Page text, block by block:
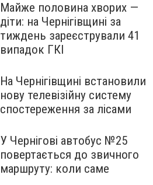
Майже половина хворих —
діти: на Чернігівщині за
тиждень зареєстрували 41
випадок ГКІ
На Чернігівщині встановили
нову телевізійну систему
спостереження за лісами
У Чернігові автобус №25
повертається до звичного
маршруту: коли саме